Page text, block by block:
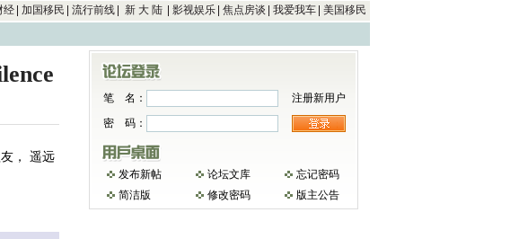
经 加国移民 流行前线 新 大 陆 影视娱乐 焦点房谈 我爱我车 美国移民
， 遥远
笔 名：
注册新用户
密 码：
发布新帖 论坛文库
忘记密码
简洁版
修改密码 版主公告